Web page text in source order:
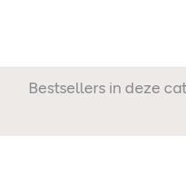
Bestsellers in deze